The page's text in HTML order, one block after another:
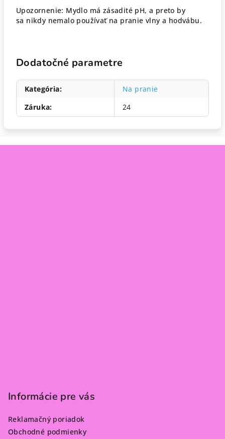
Upozornenie: Mydlo má zásadité pH, a preto by
sa nikdy nemalo používať na pranie vlny a hodvábu.
Dodatočné parametre
Kategória:
Na pranie
Záruka: 24
Informácie pre vás
Reklamačný poriadok
Obchodné podmienky